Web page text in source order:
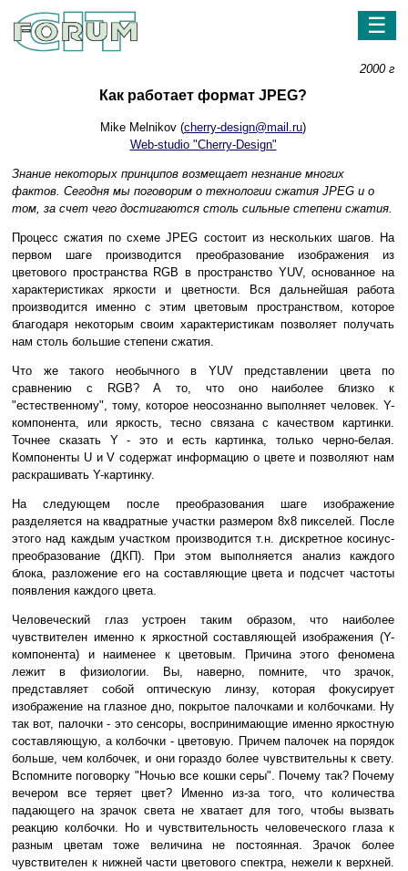
☰
2000 г
Как работает формат JPEG?
Mike Melnikov (cherry-design@mail.ru)
Web-studio "Cherry-Design"
Знание некоторых принципов возмещает незнание многих
фактов. Сегодня мы поговорим о технологии сжатия JPEG и о
том, за счет чего достигаются столь сильные степени сжатия.
Процесс сжатия по схеме JPEG состоит из нескольких шагов. На
первом шаге производится преобразование изображения из
цветового пространства RGB в пространство YUV, основанное на
характеристиках яркости и цветности. Вся дальнейшая работа
производится именно с этим цветовым пространством, которое
благодаря некоторым своим характеристикам позволяет получать
нам столь большие степени сжатия.
Что же такого необычного в YUV представлении цвета по
сравнению с RGB? А то, что оно наиболее близко к
"естественному", тому, которое неосознанно выполняет человек. Y-
компонента, или яркость, тесно связана с качеством картинки.
Точнее сказать Y - это и есть картинка, только черно-белая.
Компоненты U и V содержат информацию о цвете и позволяют нам
раскрашивать Y-картинку.
На следующем после преобразования шаге изображение
разделяется на квадратные участки размером 8х8 пикселей. После
этого над каждым участком производится т.н. дискретное косинус-
преобразование (ДКП). При этом выполняется анализ каждого
блока, разложение его на составляющие цвета и подсчет частоты
появления каждого цвета.
Человеческий глаз устроен таким образом, что наиболее
чувствителен именно к яркостной составляющей изображения (Y-
компонента) и наименее к цветовым. Причина этого феномена
лежит в физиологии. Вы, наверно, помните, что зрачок,
представляет собой оптическую линзу, которая фокусирует
изображение на глазное дно, покрытое палочками и колбочками. Ну
так вот, палочки - это сенсоры, воспринимающие именно яркостную
составляющую, а колбочки - цветовую. Причем палочек на порядок
больше, чем колбочек, и они гораздо более чувствительны к свету.
Вспомните поговорку "Ночью все кошки серы". Почему так? Почему
вечером все теряет цвет? Именно из-за того, что количества
падающего на зрачок света не хватает для того, чтобы вызвать
реакцию колбочки. Но и чувствительность человеческого глаза к
разным цветам тоже величина не постоянная. Зрачок более
чувствителен к нижней части цветового спектра, нежели к верхней.